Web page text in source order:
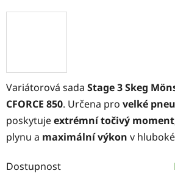
Variátorová sada Stage 3 Skeg
CFORCE 850. Určena pro velké
poskytujeextrémní točivý
plynu a maximální výkon v
Dostupnost